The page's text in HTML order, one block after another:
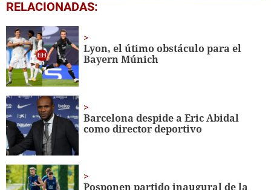
0
of
minutes,
7
seconds
RELACIONADAS:
Lyon, el útimo obstáculo para el
Bayern Múnich
Barcelona despide a Eric Abidal
como director deportivo
Posponen partido inaugural de la